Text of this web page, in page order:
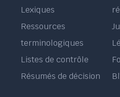
Lexiques
Ressources
terminologiques
Listes de contrôle
Résumés de décision